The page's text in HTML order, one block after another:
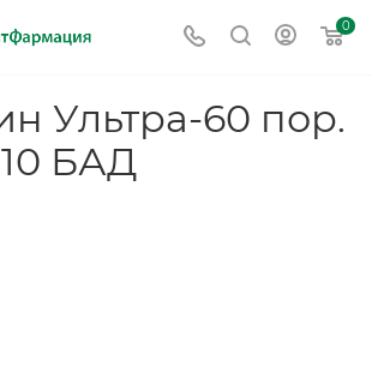
0
Ультра-60 пор.
БАД